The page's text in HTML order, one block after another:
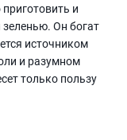
и
Он богат
источником
и разумном
только пользу